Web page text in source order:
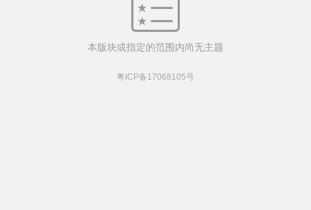
本版块或指定的范围内尚无主题
粤ICP备17068105号